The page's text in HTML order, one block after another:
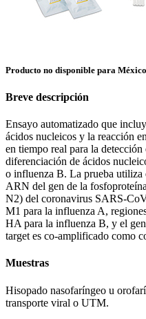
Producto no disponible para México
Breve descripción
Ensayo automatizado que
ácidos nucleicos y la reacción
en tiempo real para la
diferenciación de ácidos
o influenza B. La prueba utiliza
ARN del gen de la
N2) del coronavirus SARS-
M1 para la influenza A,
HA para la influenza B, y el
target es co-amplificado como
Muestras
Hisopado nasofaríngeo u
transporte viral o UTM.